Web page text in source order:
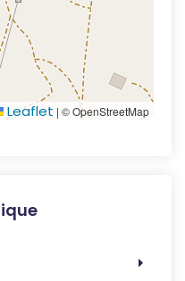
Leaflet | © OpenStreetMap